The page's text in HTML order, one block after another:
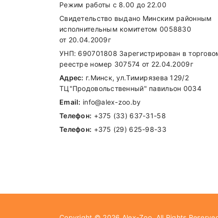
Витамин С
Витамин К
Биотин
Фолиевая кислота
Ниацин
Пантотеновая кислота
Медь (в виде сульфата меди,
Селен (в виде селенита натрия)
Самовывоз
Режим работы с 8.00 до 22.00
Свидетельство выдано Минским районным
исполнительным комитетом 0058830
от 20.04.2009г
УНП: 690701808 Зарегистрирован в
реестре номер 307574 от 22.04.2009г
Адрес: г.Минск, ул.Тимирязева 129/2
ТЦ"Продовольственный" павильон 0034
Email: info@alex-zoo.by
Телефон: +375 (33) 637-31-58
Телефон: +375 (29) 625-98-33